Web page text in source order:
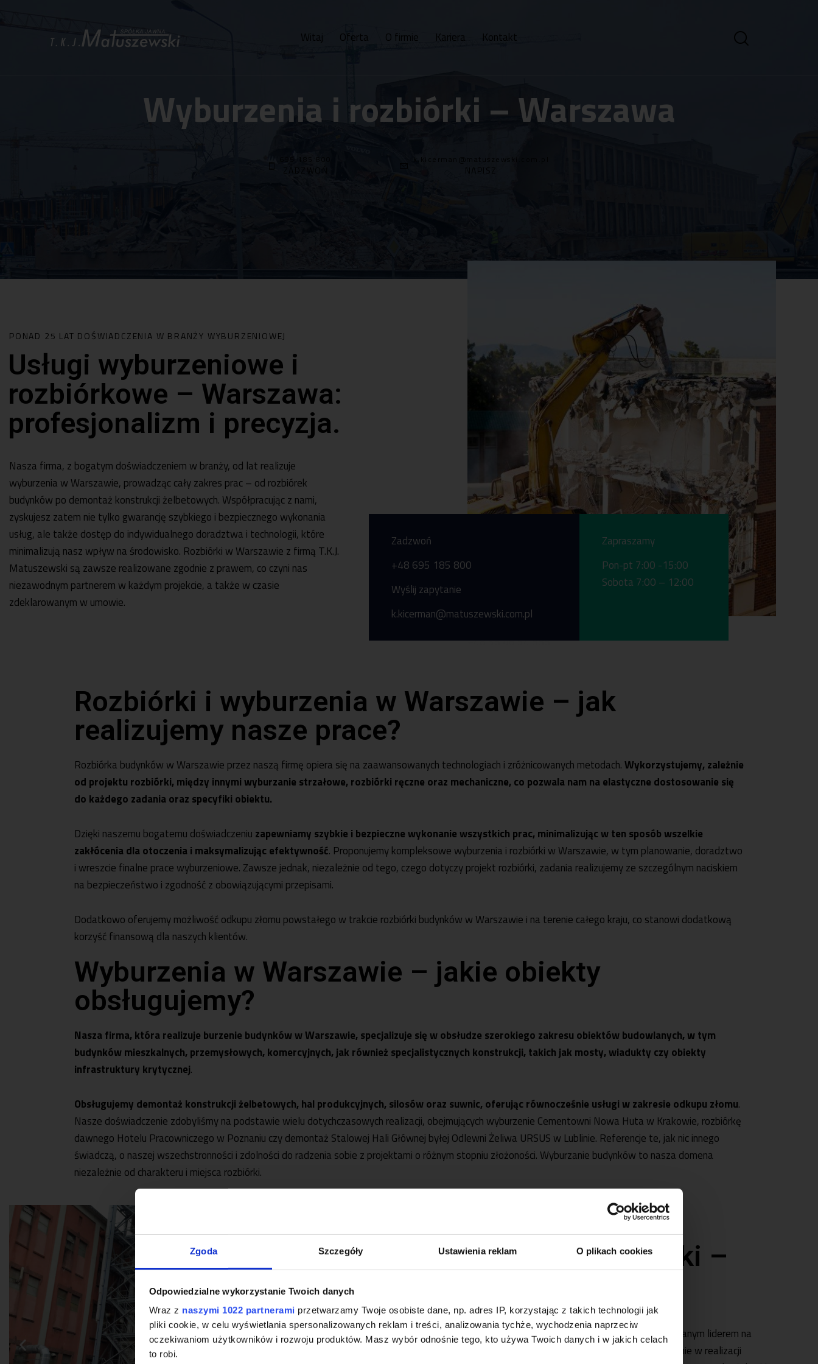
Zgoda Szczegóły Ustawienia reklam O plikach cookies
Odpowiedzialne wykorzystanie Twoich danych
Wraz z naszymi 1022 partnerami przetwarzamy Twoje osobiste dane, np. adres IP, korzystając z takich technologii jak
pliki cookie, w celu wyświetlania spersonalizowanych reklam i treści, analizowania tychże, wychodzenia naprzeciw
oczekiwaniom użytkowników i rozwoju produktów. Masz wybór odnośnie tego, kto używa Twoich danych i w jakich celach
to robi.
Witaj Oferta O firmie Kariera Kontakt
Wyburzenia i rozbiórki – Warszawa
k.kicerman@matuszewski.com.pl
PONAD 25 LAT DOŚWIADCZENIA W BRANŻY WYBURZENIOWEJ
Usługi wyburzeniowe i
rozbiórkowe – Warszawa:
profesjonalizm i precyzja.
Nasza firma, z bogatym doświadczeniem w branży, od lat realizuje
wyburzenia w Warszawie, prowadząc cały zakres prac – od rozbiórek
budynków po demontaż konstrukcji żelbetowych. Współpracując z nami,
zyskujesz zatem nie tylko gwarancję szybkiego i bezpiecznego wykonania
usług, ale także dostęp do indywidualnego doradztwa i technologii, które
minimalizują nasz wpływ na środowisko. Rozbiórki w Warszawie z firmą T.K.J.
Matuszewski są zawsze realizowane zgodnie z prawem, co czyni nas
niezawodnym partnerem w każdym projekcie, a także w czasie
zdeklarowanym w umowie.
Pon-pt 7:00 -15:00
+48 56 46 54 888
Zadzwoń
+48 695 185 800
Wyślij zapytanie
k.kicerman@matuszewski.com.pl
Zapraszamy
Pon-pt 7:00 -15:00
Sobota 7:00 – 12:00
Rozbiórki i wyburzenia w Warszawie – jak
realizujemy nasze prace?
Rozbiórka budynków w Warszawie przez naszą firmę opiera się na zaawansowanych technologiach i zróżnicowanych metodach.Wykorzystujemy, zależnie
od projektu rozbiórki, między innymi wyburzanie strzałowe, rozbiórki ręczne oraz mechaniczne, co pozwala nam na elastyczne dostosowanie się
do każdego zadania oraz specyfiki obiektu.
Dzięki naszemu bogatemu doświadczeniu zapewniamy szybkie i bezpieczne wykonanie wszystkich prac, minimalizując w ten sposób wszelkie
zakłócenia dla otoczenia i maksymalizując efektywność. Proponujemy kompleksowe wyburzenia i rozbiórki w Warszawie, w tym planowanie, doradztwo
i wreszcie finalne prace wyburzeniowe. Zawsze jednak, niezależnie od tego, czego dotyczy projekt rozbiórki, zadania realizujemy ze szczególnym naciskiem
na bezpieczeństwo i zgodność z obowiązującymi przepisami.
Dodatkowo oferujemy możliwość odkupu złomu powstałego w trakcie rozbiórki budynków w Warszawie i na terenie całego kraju, co stanowi dodatkową
korzyść finansową dla naszych klientów.
Wyburzenia w Warszawie – jakie obiekty
obsługujemy?
Nasza firma, która realizuje burzenie budynków w Warszawie, specjalizuje się w obsłudze szerokiego zakresu obiektów budowlanych, w tym
budynków mieszkalnych, przemysłowych, komercyjnych, jak również specjalistycznych konstrukcji, takich jak mosty, wiadukty czy obiekty
infrastruktury krytycznej.
Obsługujemy demontaż konstrukcji żelbetowych, hal produkcyjnych, silosów oraz suwnic, oferując równocześnie usługi w zakresie odkupu złomu.
Nasze doświadczenie zdobyliśmy na podstawie wielu dotychczasowych realizacji, obejmujących wyburzenie Cementowni Nowa Huta w Krakowie, rozbiórkę
dawnego Hotelu Pracowniczego w Poznaniu czy demontaż Stalowej Hali Głównej byłej Odlewni Żeliwa URSUS w Lublinie. Referencje te, jak nic innego
świadczą, o naszej wszechstronności i zdolności do radzenia sobie z projektami o różnym stopniu złożoności. Wyburzanie budynków to nasza domena
niezależnie od charakteru i miejsca rozbiórki.
Profesjonalne rozbiórki –
FirmaT.K.J. Matuszewski, założona w 1991 roku, jest renomowanym liderem na
rynku usług wyburzeniowych, posiadającym bogate doświadczenie w realizacji
Informacja